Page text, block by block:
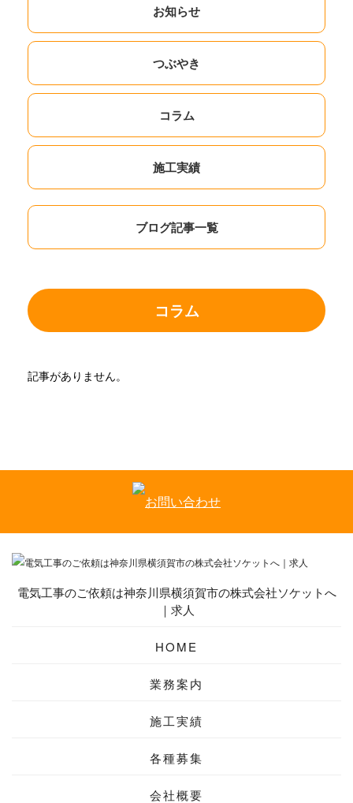
お知らせ
つぶやき
コラム
施工実績
ブログ記事一覧
コラム
記事がありません。
電気工事のご依頼は神奈川県横須賀市の株式会社ソケットへ
｜求人
HOME
業務案内
施工実績
各種募集
会社概要